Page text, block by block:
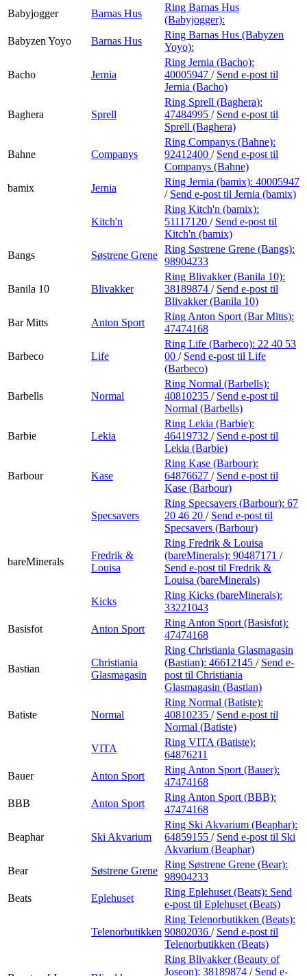
Babyjogger
Barnas Hus
Ring Barnas Hus
(Babyjogger):
Babyzen Yoyo
Barnas Hus
Ring Barnas Hus (Babyzen
Yoyo):
Bacho Jernia
Ring Jernia (Bacho):
40005947 / Send e-post til
Jernia (Bacho)
Baghera Sprell
Ring Sprell (Baghera):
47484995 / Send e-post til
Sprell (Baghera)
Bahne Companys
Ring Companys (Bahne):
92412400 / Send e-post til
Companys (Bahne)
bamix
Jernia
Ring Jernia (bamix): 40005947
/ Send e-post til Jernia (bamix)
Kitch'n
Ring Kitch'n (bamix):
51117120 / Send e-post til
Kitch'n (bamix)
Bangs
Søstrene Grene
Ring Søstrene Grene (Bangs):
98904233
Banila 10 Blivakker
Ring Blivakker (Banila 10):
38189874 / Send e-post til
Blivakker (Banila 10)
Bar Mitts
Anton Sport
Ring Anton Sport (Bar Mitts):
47474168
Barbeco Life
Ring Life (Barbeco): 22 40 53
00 / Send e-post til Life
(Barbeco)
Barbells Normal
Ring Normal (Barbells):
40810235 / Send e-post til
Normal (Barbells)
Barbie Lekia
Ring Lekia (Barbie):
46419732 / Send e-post til
Lekia (Barbie)
Barbour Kase
Ring Kase (Barbour):
64876627 / Send e-post til
Kase (Barbour)
Specsavers
Ring Specsavers (Barbour): 67
20 46 20 / Send e-post til
Specsavers (Barbour)
bareMinerals
Fredrik &
Louisa
Ring Fredrik & Louisa
(bareMinerals): 90487171 /
Send e-post til Fredrik &
Louisa (bareMinerals)
Kicks
Ring Kicks (bareMinerals):
33221043
Basisfot
Anton Sport
Ring Anton Sport (Basisfot):
47474168
Bastian
Christiania
Glasmagasin
Ring Christiania Glasmagasin
(Bastian): 46612145 / Send e-
post til Christiania
Glasmagasin (Bastian)
Batiste Normal
Ring Normal (Batiste):
40810235 / Send e-post til
Normal (Batiste)
VITA
Ring VITA (Batiste):
64876211
Bauer
Anton Sport
Ring Anton Sport (Bauer):
47474168
BBB
Anton Sport
Ring Anton Sport (BBB):
47474168
Beaphar Ski Akvarium
Ring Ski Akvarium (Beaphar):
64859155 / Send e-post til Ski
Akvarium (Beaphar)
Bear
Søstrene Grene
Ring Søstrene Grene (Bear):
98904233
Beats
Eplehuset
Ring Eplehuset (Beats): Send
e-post til Eplehuset (Beats)
Telenorbutikken
Ring Telenorbutikken (Beats):
90802036 / Send e-post til
Telenorbutikken (Beats)
Ring Blivakker (Beauty of
Joseon): 38189874 / Send e-